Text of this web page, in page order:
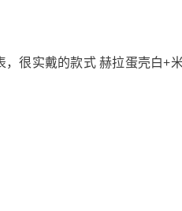
很实戴的款式 赫拉蛋壳白+